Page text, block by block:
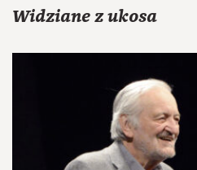
Widziane z ukosa